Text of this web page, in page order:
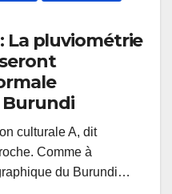
La pluviométrie
culturale A, dit
Comme à
du Burundi…